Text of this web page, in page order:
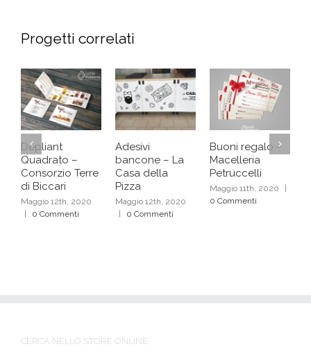
Progetti correlati
Depliant
Quadrato –
Consorzio Terre
di Biccari
Maggio 12th, 2020
|
0 Commenti
Adesivi
bancone – La
Casa della
Pizza
Maggio 12th, 2020
|
0 Commenti
Buoni regalo –
Macelleria
Petruccelli
Maggio 11th, 2020
|
0 Commenti
CERCA NELLO STORE ONLINE